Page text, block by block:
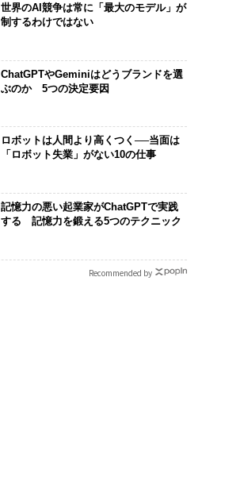
〜決断する人のAI〜AI時
【MUFG×ウェルスナビ
「誠実さ」は
学
世界のAI競争は常に「最大のモデル」が
制するわけではない
ChatGPTやGeminiはどうブランドを選
ぶのか 5つの決定要因
ロボットは人間より高くつく──当面は
「ロボット失業」がない10の仕事
記憶力の悪い起業家がChatGPTで実践
する 記憶力を鍛える5つのテクニック
Recommended by